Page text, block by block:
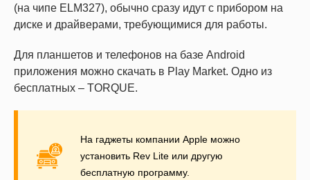
(на чипе ELM327), обычно сразу идут с прибором на
диске и драйверами, требующимися для работы.
Для планшетов и телефонов на базе Android
приложения можно скачать в Play Market. Одно из
бесплатных – TORQUE.
На гаджеты компании Apple можно
установить Rev Lite или другую
бесплатную программу.